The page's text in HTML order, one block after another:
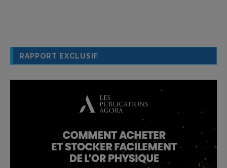
RAPPORT EXCLUSIF